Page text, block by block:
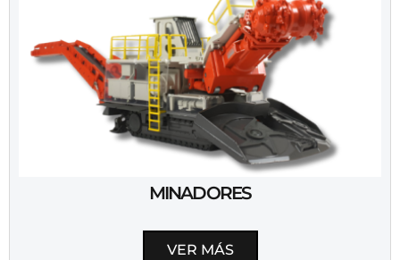
MINADORES
VER MÁS